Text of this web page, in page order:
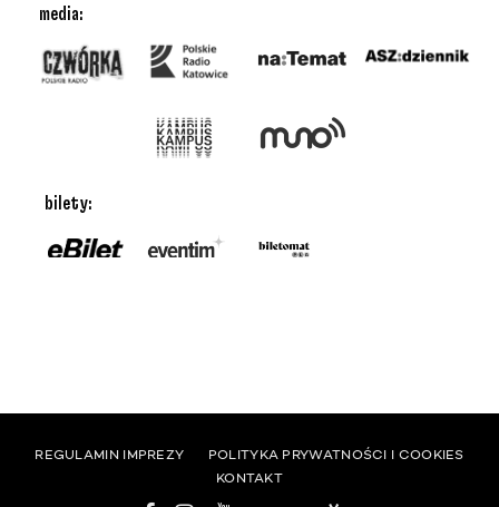
media:
bilety:
REGULAMIN IMPREZY
POLITYKA PRYWATNOŚCI I COOKIES
KONTAKT